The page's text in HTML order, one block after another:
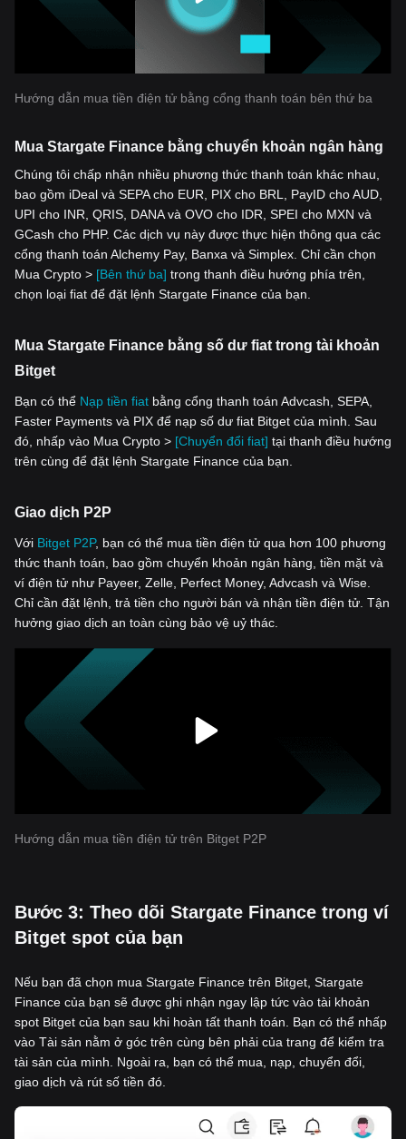
Hướng dẫn mua tiền điện tử bằng cổng thanh toán bên thứ ba
Mua Stargate Finance bằng chuyển khoản ngân hàng
Chúng tôi chấp nhận nhiều phương thức thanh toán khác nhau,
bao gồm iDeal và SEPA cho EUR, PIX cho BRL, PayID cho AUD,
UPI cho INR, QRIS, DANA và OVO cho IDR, SPEI cho MXN và
GCash cho PHP. Các dịch vụ này được thực hiện thông qua các
cổng thanh toán Alchemy Pay, Banxa và Simplex. Chỉ cần chọn
Mua Crypto > [Bên thứ ba] trong thanh điều hướng phía trên,
chọn loại fiat để đặt lệnh Stargate Finance của bạn.
Mua Stargate Finance bằng số dư fiat trong tài khoản
Bitget
Bạn có thể Nạp tiền fiat bằng cổng thanh toán Advcash, SEPA,
Faster Payments và PIX để nạp số dư fiat Bitget của mình. Sau
đó, nhấp vào Mua Crypto > [Chuyển đổi fiat] tại thanh điều hướng
trên cùng để đặt lệnh Stargate Finance của bạn.
Giao dịch P2P
Với ‌Bitget P2P, bạn có thể mua tiền điện tử qua hơn 100 phương
thức thanh toán, bao gồm chuyển khoản ngân hàng, tiền mặt và
ví điện tử như Payeer, Zelle, Perfect Money, Advcash và Wise.
Chỉ cần đặt lệnh, trả tiền cho người bán và nhận tiền điện tử. Tận
hưởng giao dịch an toàn cùng bảo vệ uỷ thác.
Hướng dẫn mua tiền điện tử trên Bitget P2P
‌Bước 3: Theo dõi Stargate Finance trong ví
Bitget spot của bạn
Nếu bạn đã chọn mua Stargate Finance trên Bitget, Stargate
Finance của bạn sẽ được ghi nhận ngay lập tức vào tài khoản
spot Bitget của bạn sau khi hoàn tất thanh toán. Bạn có thể nhấp
vào Tài sản nằm ở góc trên cùng bên phải của trang để kiểm tra
tài sản của mình. Ngoài ra, bạn có thể mua, nạp, chuyển đổi,
giao dịch và rút số tiền đó.